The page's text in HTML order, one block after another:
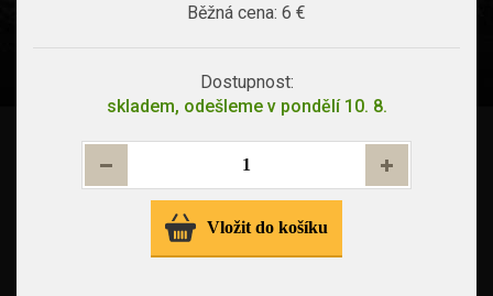
Běžná cena: 6 €
Dostupnost:
skladem, odešleme v pondělí 10. 8.
Vložit do košíku